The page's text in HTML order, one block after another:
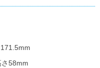
58mm